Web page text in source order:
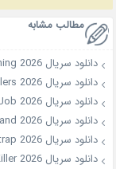
مطالب مشابه
دانلود سریال The Affair Was Just the Beginning 2026
دانلود سریال A Shop for Killers 2026
دانلود سریال The Apartment Job 2026
دانلود سریال The Husband 2026
دانلود سریال Mousetrap 2026
دانلود سریال A Bona Fide Killer 2026